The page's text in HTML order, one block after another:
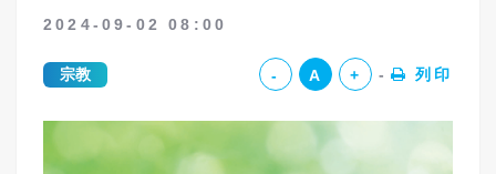
2024-09-02 08:00
宗教 - A + 列印